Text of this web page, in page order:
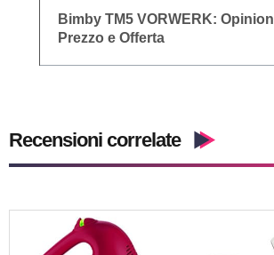
Bimby TM5 VORWERK:
Prezzo e Offerta
Recensioni correlate